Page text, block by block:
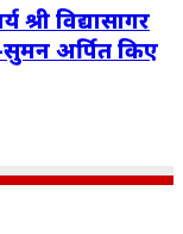
विद्यासागर
सुमन अर्पित किए